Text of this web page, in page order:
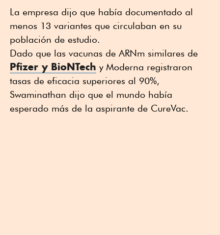
La empresa dijo que había documentado al
menos 13 variantes que circulaban en su
población de estudio.
Dado que las vacunas de ARNm similares de
Pfizer y BioNTech y Moderna registraron
tasas de eficacia superiores al 90%,
Swaminathan dijo que el mundo había
esperado más de la aspirante de CureVac.